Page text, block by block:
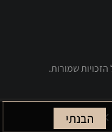
הבנתי